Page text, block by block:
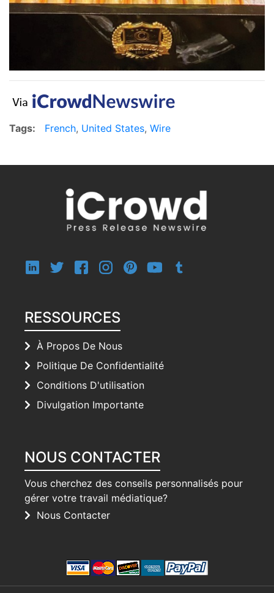
Tags: French, United States, Wire
RESSOURCES
À Propos De Nous
Politique De Confidentialité
Conditions D'utilisation
Divulgation Importante
NOUS CONTACTER
Vous cherchez des conseils personnalisés pour
gérer votre travail médiatique?
Nous Contacter